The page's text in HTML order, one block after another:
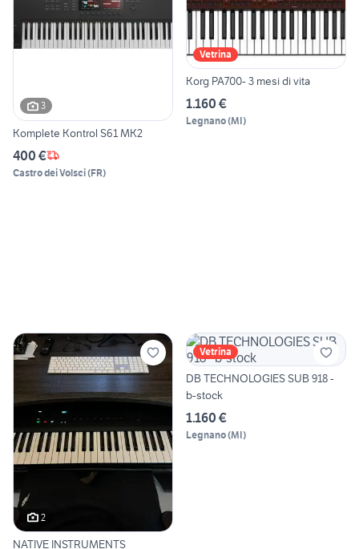
3
Komplete Kontrol S61 MK2
400 €
Castro dei Volsci(FR)
Vetrina
Korg PA700- 3 mesi di vita
1.160 €
Legnano(MI)
2
NATIVE INSTRUMENTS
Vetrina
DB TECHNOLOGIES SUB 918 -
b-stock
1.160 €
Legnano(MI)